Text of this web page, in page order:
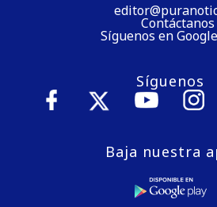
Contáctanos
Síguenos en
Síguenos
Baja nuestra